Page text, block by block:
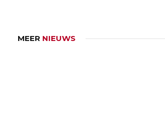
MEER NIEUWS